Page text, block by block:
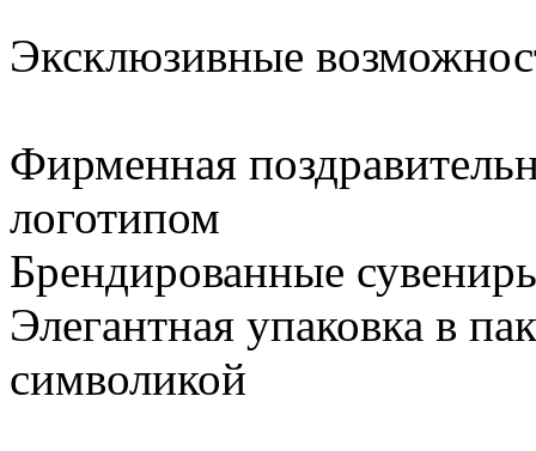
Эксклюзивные
Фирменная
логотипом
Брендированные
Элегантная упаковка в
символикой